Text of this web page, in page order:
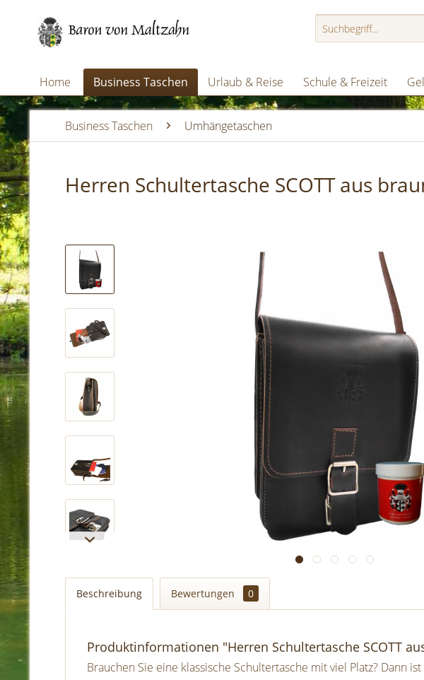
Home Business Taschen Urlaub & Reise Schule & Freizeit
Business Taschen Umhängetaschen
Herren Schultertasche SCOTT aus
Beschreibung Bewertungen 0
Produktinformationen "Herren Schultertasche SCOTT
Brauchen Sie eine klassische Schultertasche mit viel Platz? Dann